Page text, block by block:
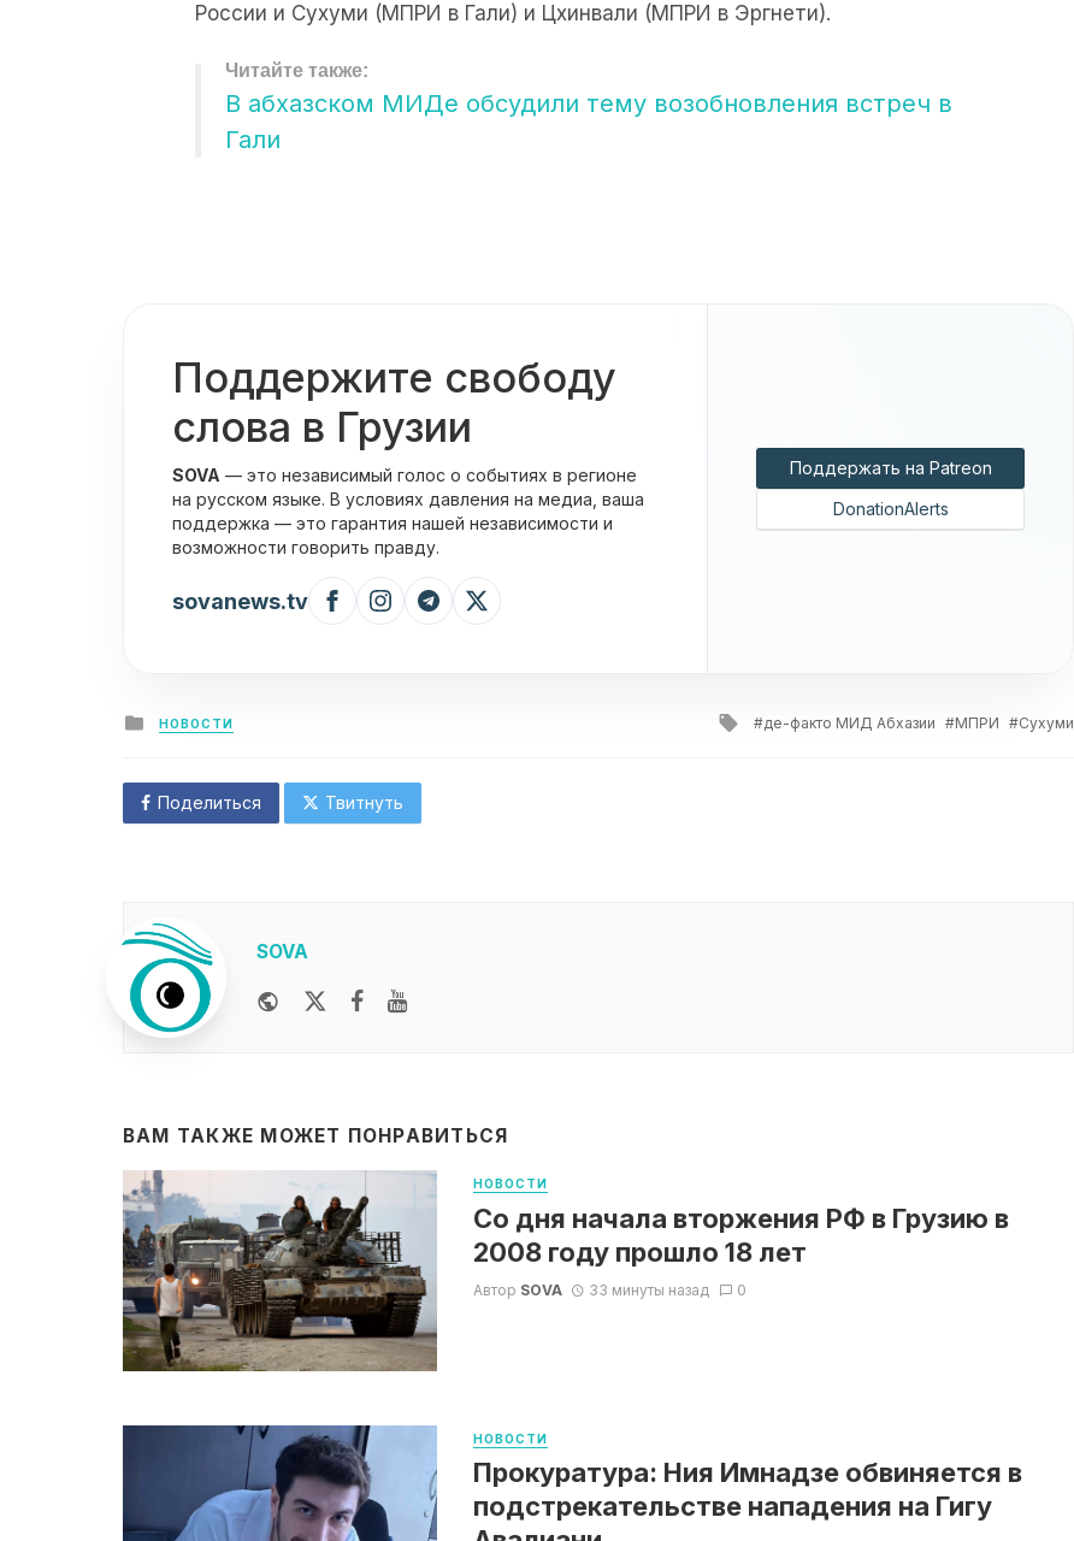
России и Сухуми (МПРИ в Гали) и Цхинвали (МПРИ в Эргнети).
В абхазском МИДе обсудили тему возобновления встреч в
Гали
Поддержите свободу
слова в Грузии
SOVA — это независимый голос о событиях в регионе
на русском языке. В условиях давления на медиа, ваша
поддержка — это гарантия нашей независимости и
возможности говорить правду.
sovanews.tv
Поддержать на Patreon
DonationAlerts
Posted
in
НОВОСТИ
Tagged
де-факто МИД Абхазии МПРИ Сухуми
Поделиться Твитнуть
SOVA
WebsiteTwitterFacebook
ВАМ ТАКЖЕ МОЖЕТ ПОНРАВИТЬСЯ
НОВОСТИ
Со дня начала вторжения РФ в Грузию в
2008 году прошло 18 лет
Автор SOVA 33 минуты назад 0
НОВОСТИ
Прокуратура: Ния Имнадзе обвиняется в
подстрекательстве нападения на Гигу